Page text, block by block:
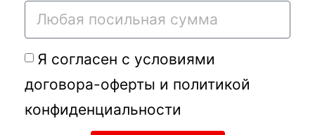
Я согласен с условиями
договора-оферты и политикой
конфиденциальности